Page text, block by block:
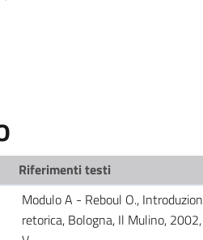
Riferimenti testi
Modulo A - Reboul O.,
retorica, Bologna, Il Mulino, 2002,